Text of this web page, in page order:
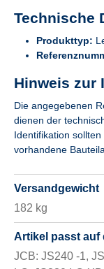
Technische
Produkttyp:
Hinweis zur
Die angegebenen
dienen der
Identifikation
vorhandene
Versandgewicht
182 kg
Artikel passt auf
JCB: JS240 -1,